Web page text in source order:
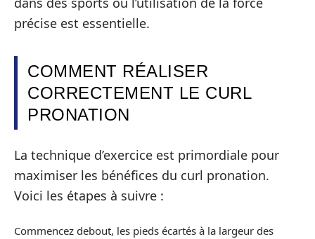
précise est essentielle.
COMMENT RÉALISER
CORRECTEMENT LE CURL
PRONATION
La technique d’exercice est primordiale pour
maximiser les bénéfices du curl pronation.
Voici les étapes à suivre :
Commencez debout, les pieds écartés à la largeur des